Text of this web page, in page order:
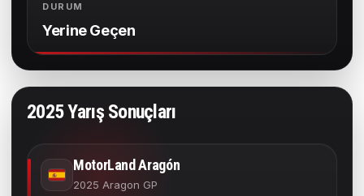
DURUM
Yerine Geçen
2025 Yarış Sonuçları
MotorLand Aragón
2025 Aragon GP